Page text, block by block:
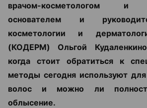
врачом-косметологом и
основателем и
косметологии и
(КОДЕРМ) Ольгой
когда стоит обратиться к
методы сегодня используют для
волос и можно ли
облысение.